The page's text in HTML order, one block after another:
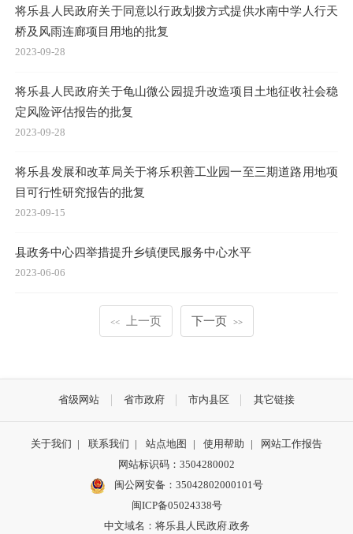
将乐县人民政府关于同意以行政划拨方式提供水南中学人行天
桥及风雨连廊项目用地的批复
2023-09-28
将乐县人民政府关于龟山微公园提升改造项目土地征收社会稳
定风险评估报告的批复
2023-09-28
将乐县发展和改革局关于将乐积善工业园一至三期道路用地项
目可行性研究报告的批复
2023-09-15
县政务中心四举措提升乡镇便民服务中心水平
2023-06-06
<< 上一页 下一页 >>
省级网站 省市政府 市内县区 其它链接
关于我们 | 联系我们 | 站点地图 | 使用帮助 |
网站工作报告
网站标识码：3504280002
闽公网安备：35042802000101号
闽ICP备05024338号
中文域名：将乐县人民政府.政务